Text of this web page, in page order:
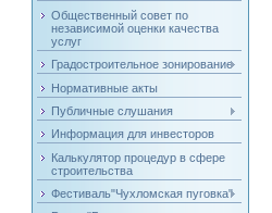
Общественный совет по
независимой оценки качества
услуг
Градостроительное зонирование
Нормативные акты
Публичные слушания
Информация для инвесторов
Калькулятор процедур в сфере
строительства
Фестиваль"Чухломская пуговка"